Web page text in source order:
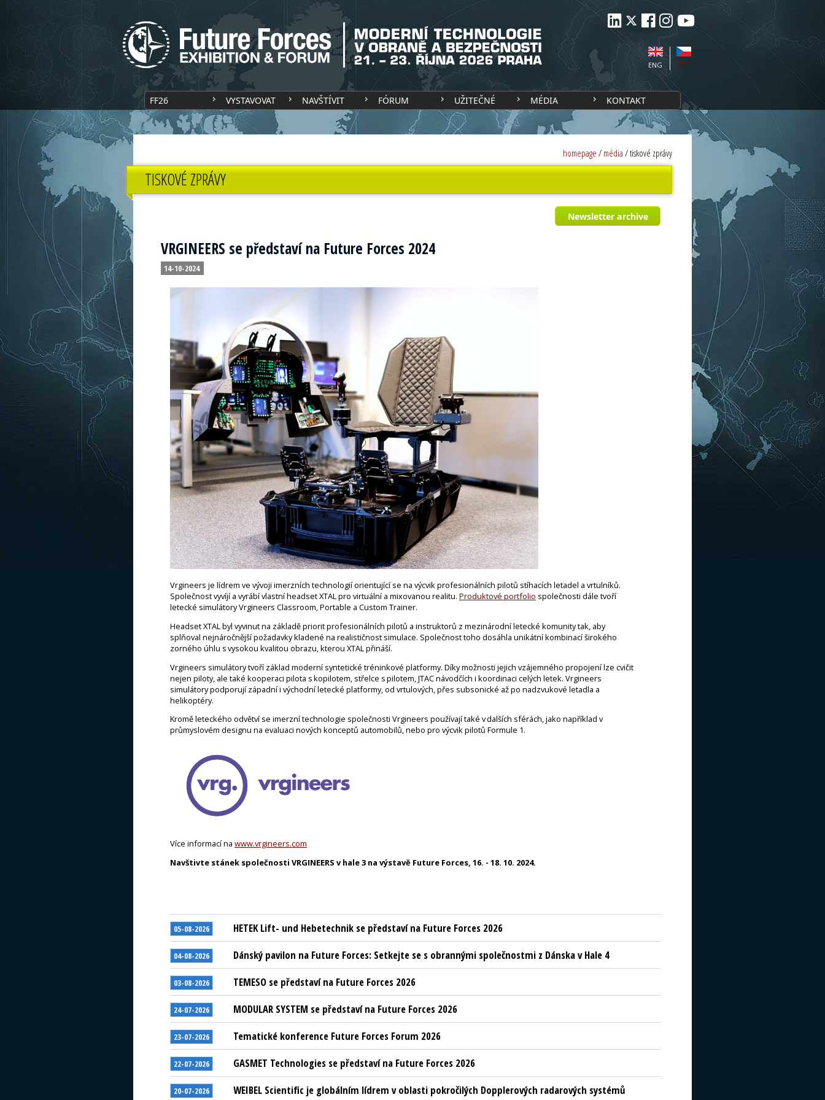
CZE
ENG
FF26 VYSTAVOVAT NAVŠTÍVIT FÓRUM UŽITEČNÉ MÉDIA KONTAKT
homepage/média/tiskové zprávy
TISKOVÉ ZPRÁVY
Newsletter archive
VRGINEERS se představí na Future Forces 2024
14-10-2024
Vrgineers je lídrem ve vývoji imerzních technologií orientující se na výcvik profesionálních pilotů stíhacích letadel a vrtulníků.
Společnost vyvíjí a vyrábí vlastní headset XTAL pro virtuální a mixovanou realitu. Produktové portfolio společnosti dále tvoří
letecké simulátory Vrgineers Classroom, Portable a Custom Trainer.
Headset XTAL byl vyvinut na základě priorit profesionálních pilotů a instruktorů z mezinárodní letecké komunity tak, aby
splňoval nejnáročnější požadavky kladené na realističnost simulace. Společnost toho dosáhla unikátní kombinací širokého
zorného úhlu s vysokou kvalitou obrazu, kterou XTAL přináší.
Vrgineers simulátory tvoří základ moderní syntetické tréninkové platformy. Díky možnosti jejich vzájemného propojení lze cvičit
nejen piloty, ale také kooperaci pilota s kopilotem, střelce s pilotem, JTAC návodčích i koordinaci celých letek. Vrgineers
simulátory podporují západní i východní letecké platformy, od vrtulových, přes subsonické až po nadzvukové letadla a
helikoptéry.
Kromě leteckého odvětví se imerzní technologie společnosti Vrgineers používají také v dalších sférách, jako například v
průmyslovém designu na evaluaci nových konceptů automobilů, nebo pro výcvik pilotů Formule 1.
Více informací na www.vrgineers.com
Navštivte stánek společnosti VRGINEERS v hale 3 na výstavě Future Forces, 16. - 18. 10. 2024.
05-08-2026 HETEK Lift- und Hebetechnik se představí na Future Forces 2026
04-08-2026 Dánský pavilon na Future Forces: Setkejte se s obrannými společnostmi z Dánska v Hale 4
03-08-2026 TEMESO se představí na Future Forces 2026
24-07-2026 MODULAR SYSTEM se představí na Future Forces 2026
23-07-2026 Tematické konference Future Forces Forum 2026
22-07-2026 GASMET Technologies se představí na Future Forces 2026
20-07-2026 WEIBEL Scientific je globálním lídrem v oblasti pokročilých Dopplerových radarových systémů